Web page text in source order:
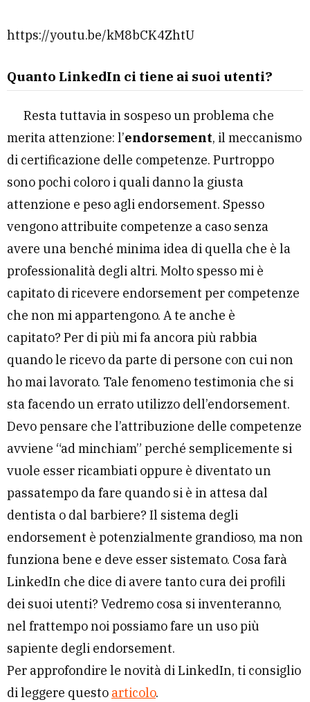
https://youtu.be/kM8bCK4ZhtU
Quanto LinkedIn ci tiene ai suoi utenti?
Resta tuttavia in sospeso un problema che
merita attenzione: l’endorsement, il meccanismo
di certificazione delle competenze. Purtroppo
sono pochi coloro i quali danno la giusta
attenzione e peso agli endorsement. Spesso
vengono attribuite competenze a caso senza
avere una benché minima idea di quella che è la
professionalità degli altri. Molto spesso mi è
capitato di ricevere endorsement per competenze
che non mi appartengono. A te anche è
capitato? Per di più mi fa ancora più rabbia
quando le ricevo da parte di persone con cui non
ho mai lavorato. Tale fenomeno testimonia che si
sta facendo un errato utilizzo dell’endorsement.
Devo pensare che l’attribuzione delle competenze
avviene “ad minchiam” perché semplicemente si
vuole esser ricambiati oppure è diventato un
passatempo da fare quando si è in attesa dal
dentista o dal barbiere? Il sistema degli
endorsement è potenzialmente grandioso, ma non
funziona bene e deve esser sistemato. Cosa farà
LinkedIn che dice di avere tanto cura dei profili
dei suoi utenti? Vedremo cosa si inventeranno,
nel frattempo noi possiamo fare un uso più
sapiente degli endorsement.
Per approfondire le novità di LinkedIn, ti consiglio
di leggere questo articolo.